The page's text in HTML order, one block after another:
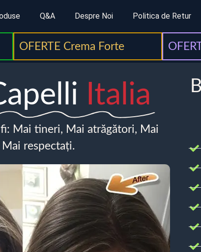
Q&A Despre Noi Politica de Retur
OFERTE Crema Forte
Italia
Mai tineri, Mai atrăgători, Mai
respectați.